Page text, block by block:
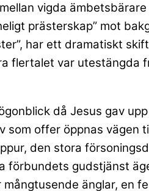
vigda
prästerskap” mot
har ett dramatiskt
flertalet var utestängda
då Jesus gav
som offer öppnas
den stora
förbundets gudstjänst
änglar, en